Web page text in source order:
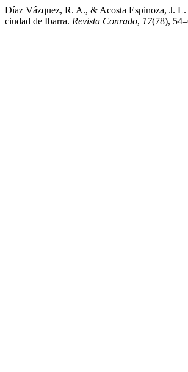
Díaz Vázquez, R. A., & Acosta Espinoza, J. L.
ciudad de Ibarra. Revista Conrado, 17(78),